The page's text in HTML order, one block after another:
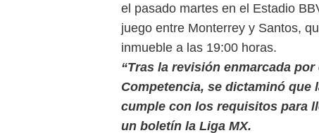
el pasado martes en el Estadio
juego entre Monterrey y Santos,
inmueble a las 19:00 horas.
“Tras la revisión enmarcada
Competencia, se dictaminó que
cumple con los requisitos para
un boletín la Liga MX.